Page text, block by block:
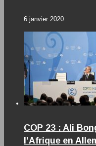
6 janvier 2020
COP 23 : Ali
l’Afrique en